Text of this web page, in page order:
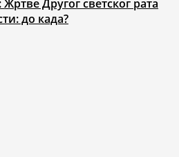
Другог светског рата
до када?